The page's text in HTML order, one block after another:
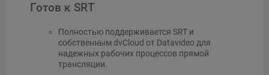
Готов к SRT
Полностью поддерживается SRT и
собственным dvCloud от Datavideo для
надежных рабочих процессов прямой
трансляции.